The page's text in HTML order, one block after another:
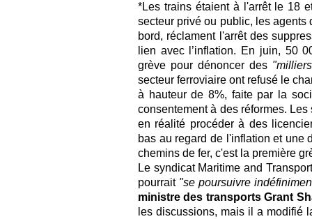
*Les trains étaient à l'arrêt le 18
secteur privé ou public, les
bord, réclament l'arrêt des
lien avec l’inflation. En juin, 50
grève pour dénoncer des
secteur ferroviaire ont refusé le
à hauteur de 8%, faite par la
consentement à des réformes.
en réalité procéder à des
bas au regard de l'inflation et une
chemins de fer, c'est la première
Le syndicat Maritime and
pourrait "se poursuivre
ministre des transports Grant
les discussions, mais il a modifié